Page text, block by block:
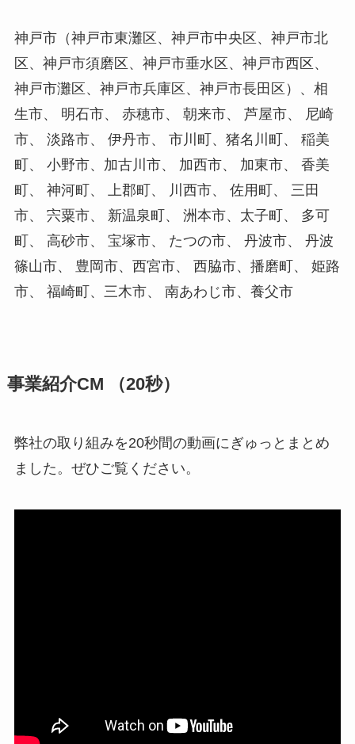
神戸市（神戸市東灘区、神戸市中央区、神戸市北
区、神戸市須磨区、神戸市垂水区、神戸市西区、
神戸市灘区、神戸市兵庫区、神戸市長田区）、相
生市、 明石市、 赤穂市、 朝来市、 芦屋市、 尼崎
市、 淡路市、 伊丹市、 市川町、猪名川町、 稲美
町、 小野市、加古川市、 加西市、 加東市、 香美
町、 神河町、 上郡町、 川西市、 佐用町、 三田
市、 宍粟市、 新温泉町、 洲本市、太子町、 多可
町、 高砂市、 宝塚市、 たつの市、 丹波市、 丹波
篠山市、 豊岡市、西宮市、 西脇市、播磨町、 姫路
市、 福崎町、三木市、 南あわじ市、養父市
事業紹介CM （20秒）
弊社の取り組みを20秒間の動画にぎゅっとまとめ
ました。ぜひご覧ください。